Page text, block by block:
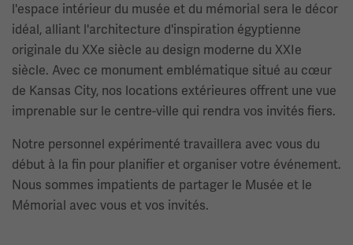
l'espace intérieur du musée et du mémorial sera le décor
idéal, alliant l'architecture d'inspiration égyptienne
originale du XXe siècle au design moderne du XXIe
siècle. Avec ce monument emblématique situé au cœur
de Kansas City, nos locations extérieures offrent une vue
imprenable sur le centre-ville qui rendra vos invités fiers.
Notre personnel expérimenté travaillera avec vous du
début à la fin pour planifier et organiser votre événement.
Nous sommes impatients de partager le Musée et le
Mémorial avec vous et vos invités.